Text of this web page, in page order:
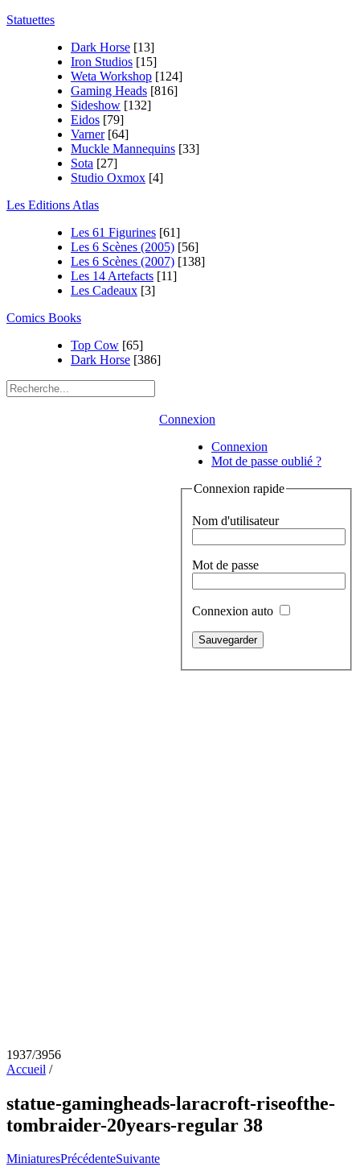
Statuettes
Dark Horse [13]
Iron Studios [15]
Weta Workshop [124]
Gaming Heads [816]
Sideshow [132]
Eidos [79]
Varner [64]
Muckle Mannequins [33]
Sota [27]
Studio Oxmox [4]
Les Editions Atlas
Les 61 Figurines [61]
Les 6 Scènes (2005) [56]
Les 6 Scènes (2007) [138]
Les 14 Artefacts [11]
Les Cadeaux [3]
Comics Books
Top Cow [65]
Dark Horse [386]
Connexion
Connexion
Mot de passe oublié ?
Connexion rapide
Nom d'utilisateur
Mot de passe
Connexion auto
1937/3956
Accueil /
statue-gamingheads-laracroft-riseofthe-
tombraider-20years-regular 38
MiniaturesPrécédenteSuivante